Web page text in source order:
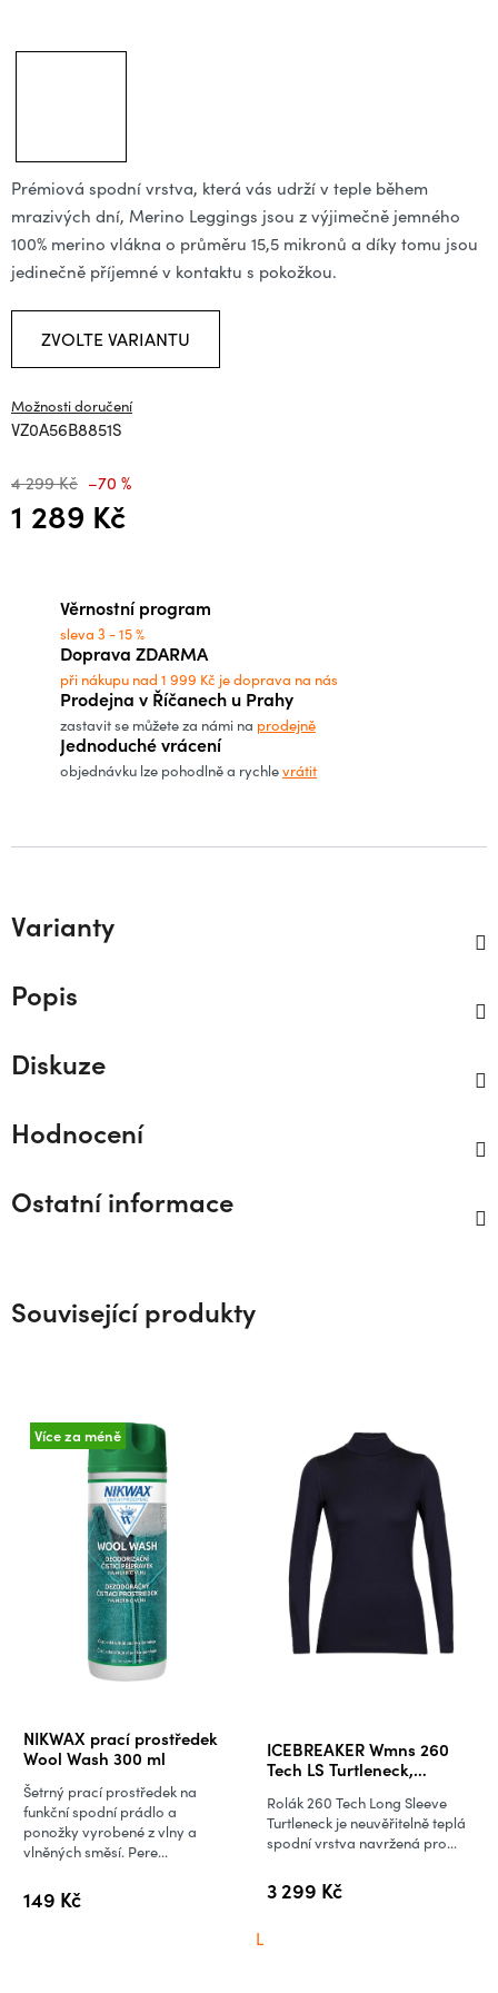
Prémiová spodní vrstva, která vás udrží v teple během
mrazivých dní, Merino Leggings jsou z výjimečně jemného
100% merino vlákna o průměru 15,5 mikronů a díky tomu jsou
jedinečně příjemné v kontaktu s pokožkou.
ZVOLTE VARIANTU
Možnosti doručení
VZ0A56B8851S
4 299 Kč –70 %
1 289 Kč
Věrnostní program
sleva 3 - 15 %
Doprava ZDARMA
při nákupu nad 1 999 Kč je doprava na nás
Prodejna v Říčanech u Prahy
zastavit se můžete za námi na prodejně
Jednoduché vrácení
objednávku lze pohodlně a rychlevrátit
Varianty
Popis
Diskuze
Hodnocení
Ostatní informace
Související produkty
Více za méně
NIKWAX prací prostředek
Wool Wash 300 ml
Průměrné
hodnocení
produktu
je
5,0
5
149 Kč
Šetrný prací prostředek na
funkční spodní prádlo a
ponožky vyrobené z vlny a
vlněných směsí. Pere...
ICEBREAKER Wmns 260
Tech LS Turtleneck,
3 299 Kč
Rolák 260 Tech Long Sleeve
Turtleneck je neuvěřitelně teplá
spodní vrstva navržená pro...
L